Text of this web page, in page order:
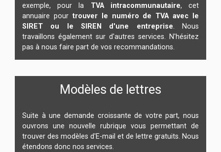
exemple, pour la TVA intracommunautaire, cet
annuaire pour trouver le numéro de TVA avec le
SIRET ou le SIREN d'une entreprise. Nous
travaillons également sur d'autres services. N'hésitez
pas à nous faire part de vos recommandations.
Modèles de lettres
Suite à une demande croissante de votre part, nous
ouvrons une nouvelle rubrique vous permettant de
trouver des modèles d'E-mail et de lettre gratuits. Nous
étendons donc nos services.